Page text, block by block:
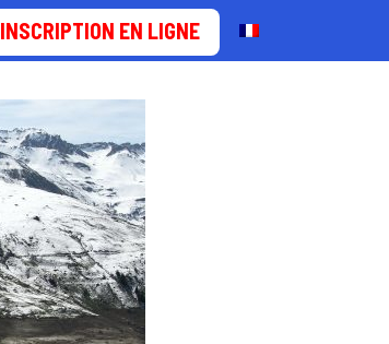
INSCRIPTION EN LIGNE